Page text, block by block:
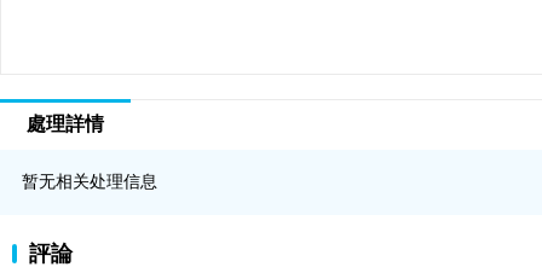
處理詳情
暂无相关处理信息
評論